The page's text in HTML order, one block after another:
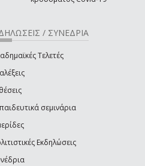
/ ΣΥΝΕΔΡΙΑ
Τελετές
σεμινάρια
Εκδηλώσεις